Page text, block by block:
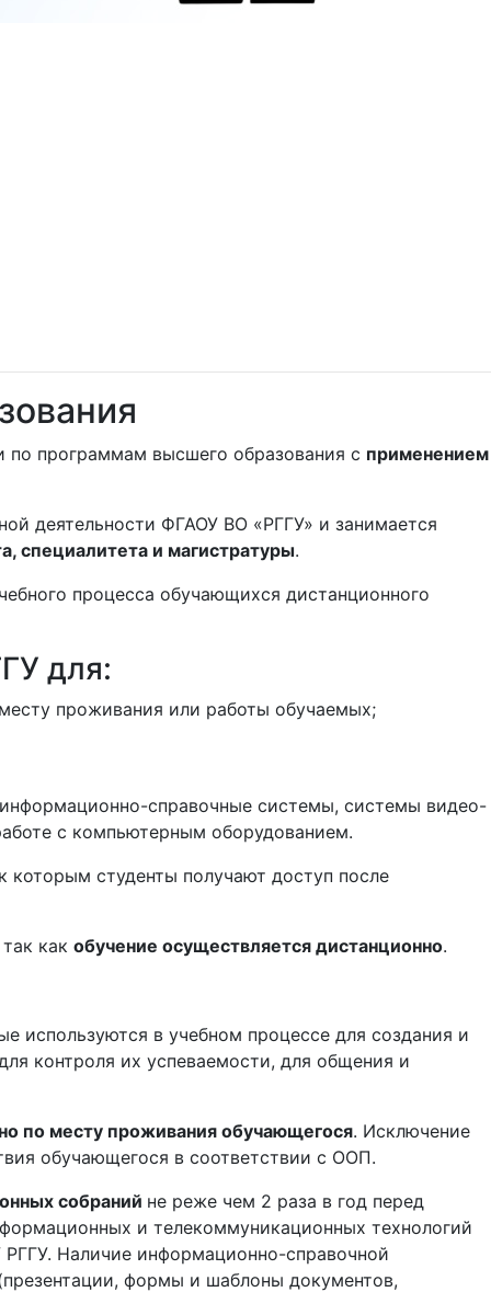
по программам высшего образования с применением
деятельности ФГАОУ ВО «РГГУ» и занимается
специалитета и магистратуры.
процесса обучающихся дистанционного
для:
проживания или работы обучаемых;
справочные системы, системы видео-
с компьютерным оборудованием.
которым студенты получают доступ после
как обучение осуществляется дистанционно.
используются в учебном процессе для создания и
контроля их успеваемости, для общения и
по месту проживания обучающегося. Исключение
обучающегося в соответствии с ООП.
собраний не реже чем 2 раза в год перед
и телекоммуникационных технологий
Наличие информационно-справочной
формы и шаблоны документов,